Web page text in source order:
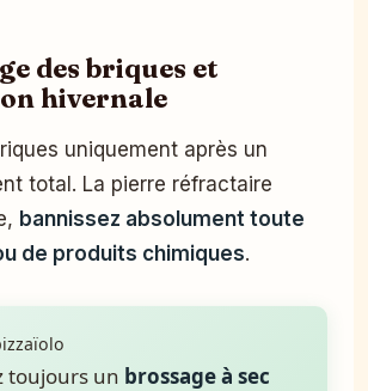
des briques et
hivernale
uniquement après un
total. La pierre réfractaire
bannissez absolument toute
de produits chimiques.
toujours un brossage à sec